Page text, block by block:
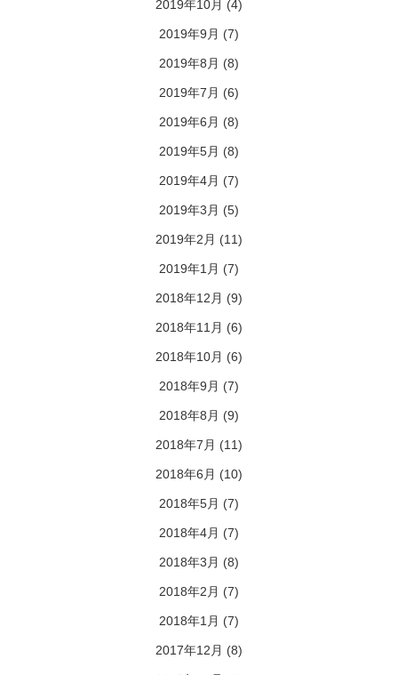
2019年10月 (4)
2019年9月 (7)
2019年8月 (8)
2019年7月 (6)
2019年6月 (8)
2019年5月 (8)
2019年4月 (7)
2019年3月 (5)
2019年2月 (11)
2019年1月 (7)
2018年12月 (9)
2018年11月 (6)
2018年10月 (6)
2018年9月 (7)
2018年8月 (9)
2018年7月 (11)
2018年6月 (10)
2018年5月 (7)
2018年4月 (7)
2018年3月 (8)
2018年2月 (7)
2018年1月 (7)
2017年12月 (8)